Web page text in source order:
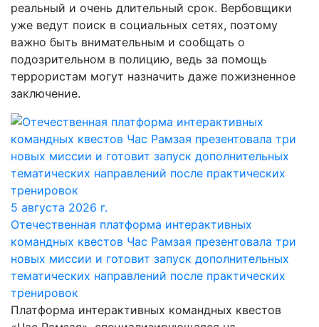
реальный и очень длительный срок. Вербовщики
уже ведут поиск в социальных сетях, поэтому
важно быть внимательным и сообщать о
подозрительном в полицию, ведь за помощь
террористам могут назначить даже пожизненное
заключение.
5 августа 2026 г.
Отечественная платформа интерактивных
командных квестов Час Рамзая презентовала три
новых миссии и готовит запуск дополнительных
тематических направлений после практических
тренировок
Платформа интерактивных командных квестов